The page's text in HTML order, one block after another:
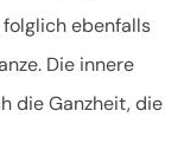
ebenfalls
Die innere
die Ganzheit, die